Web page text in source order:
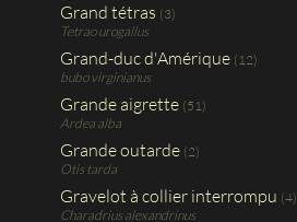
Grand tétras (3)
Tetrao urogallus
Grand-duc d'Amérique (12)
bubo virginianus
Grande aigrette (51)
Ardea alba
Grande outarde (2)
Otis tarda
Gravelot à collier interrompu (4)
Charadrius alexandrinus